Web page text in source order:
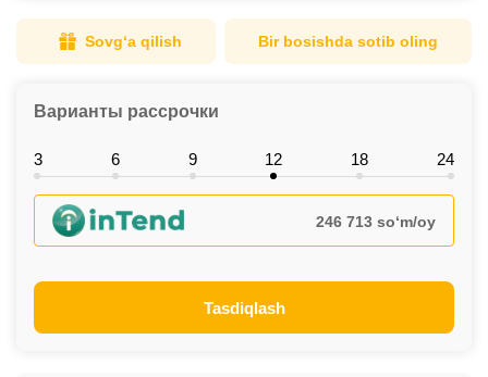
Sovg‘a qilish Bir bosishda sotib oling
Варианты рассрочки
3 6 9 12 18 24
246 713 so‘m/oy
Tasdiqlash